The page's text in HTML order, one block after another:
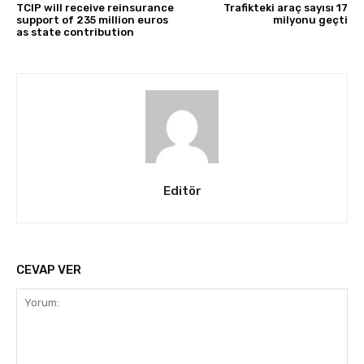
TCIP will receive reinsurance
support of 235 million euros
as state contribution
Trafikteki araç sayısı 17
milyonu geçti
Editör
CEVAP VER